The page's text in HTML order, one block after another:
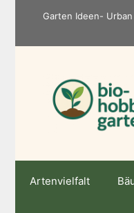
Garten Ideen-
Artenvielfalt